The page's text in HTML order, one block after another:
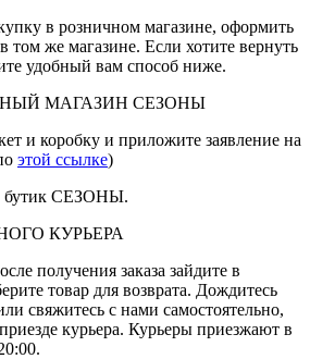
в розничном магазине, оформить
том же магазине. Если хотите вернуть
удобный вам способ ниже.
МАГАЗИН СЕЗОНЫ
и коробку и приложите заявление на
этой ссылке)
бутик СЕЗОНЫ.
КУРЬЕРА
получения заказа зайдите в
товар для возврата. Дождитесь
свяжитесь с нами самостоятельно,
курьера. Курьеры приезжают в